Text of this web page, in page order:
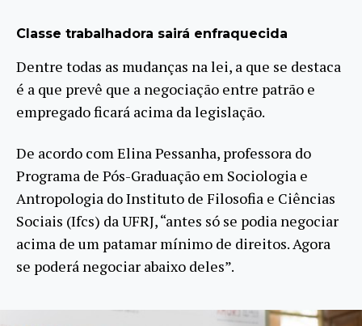
Classe trabalhadora sairá enfraquecida
Dentre todas as mudanças na lei, a que se destaca
é a que prevê que a negociação entre patrão e
empregado ficará acima da legislação.
De acordo com Elina Pessanha, professora do
Programa de Pós-Graduação em Sociologia e
Antropologia do Instituto de Filosofia e Ciências
Sociais (Ifcs) da UFRJ, “antes só se podia negociar
acima de um patamar mínimo de direitos. Agora
se poderá negociar abaixo deles”.